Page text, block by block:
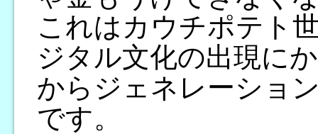
これはカウチポテト
ジタル文化の出現に
からジェネレーショ
です。